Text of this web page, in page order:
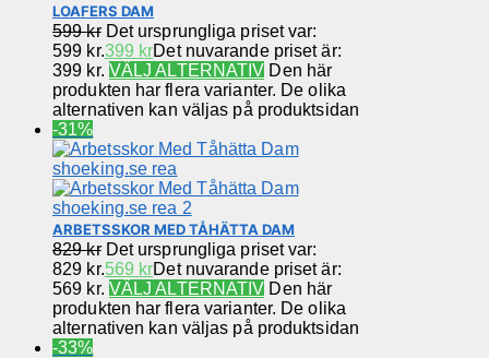
LOAFERS DAM
599kr Det ursprungliga priset var:
599 kr.399 krDet nuvarande priset är:
399 kr. VÄLJ ALTERNATIV Den här
produkten har flera varianter. De olika
alternativen kan väljas på produktsidan
-31%
ARBETSSKOR MED TÅHÄTTA DAM
829kr Det ursprungliga priset var:
829 kr.569 krDet nuvarande priset är:
569 kr. VÄLJ ALTERNATIV Den här
produkten har flera varianter. De olika
alternativen kan väljas på produktsidan
-33%